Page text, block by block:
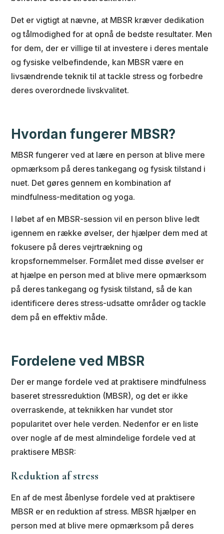
Det er vigtigt at nævne, at MBSR kræver dedikation
og tålmodighed for at opnå de bedste resultater. Men
for dem, der er villige til at investere i deres mentale
og fysiske velbefindende, kan MBSR være en
livsændrende teknik til at tackle stress og forbedre
deres overordnede livskvalitet.
Hvordan fungerer MBSR?
MBSR fungerer ved at lære en person at blive mere
opmærksom på deres tankegang og fysisk tilstand i
nuet. Det gøres gennem en kombination af
mindfulness-meditation og yoga.
I løbet af en MBSR-session vil en person blive ledt
igennem en række øvelser, der hjælper dem med at
fokusere på deres vejrtrækning og
kropsfornemmelser. Formålet med disse øvelser er
at hjælpe en person med at blive mere opmærksom
på deres tankegang og fysisk tilstand, så de kan
identificere deres stress-udsatte områder og tackle
dem på en effektiv måde.
Fordelene ved MBSR
Der er mange fordele ved at praktisere mindfulness
baseret stressreduktion (MBSR), og det er ikke
overraskende, at teknikken har vundet stor
popularitet over hele verden. Nedenfor er en liste
over nogle af de mest almindelige fordele ved at
praktisere MBSR:
Reduktion af stress
En af de mest åbenlyse fordele ved at praktisere
MBSR er en reduktion af stress. MBSR hjælper en
person med at blive mere opmærksom på deres